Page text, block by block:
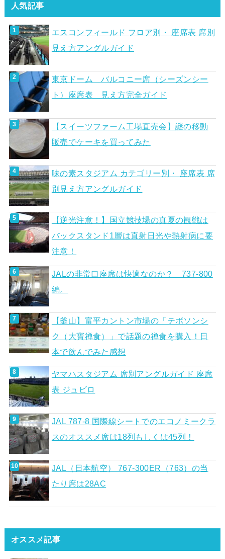
人気記事
エスコンフィールド フロア別・ 座席表 席別
見え方アングルガイド
東京ドーム バルコニー席（シーズンシー
ト）座席表 見え方完全ガイド
【スイーツファーム工場直売会】謎の移動
販売でケーキを買ってみた
味の素スタジアム カテゴリー別・ 座席表 席
別見え方アングルガイド
【逆光注意！】国立競技場の真夏の観戦は
バックスタンド1層は直射日光や熱射病に要
注意！
JALの非常口座席は快適なのか？ 737-800
編。
【釜山】富平カントン市場の「テボソンシ
ク（大寶禅食）」で話題の禅食を購入！日
本で飲んでみた感想
ヤマハスタジアム 席別アングルガイド 座席
表 ジュビロ
JAL 787-8 国際線シートでのエコノミークラ
スのオススメ席は18列もしくは45列！
JAL（日本航空） 767-300ER（763）の当
たり席は28AC
オススメ記事